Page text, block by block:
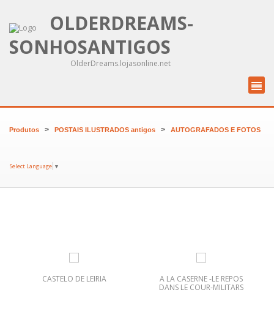
OLDERDREAMS-
SONHOSANTIGOS
OlderDreams.lojasonline.net
Produtos > POSTAIS ILUSTRADOS antigos > AUTOGRAFADOS E FOTOS
Select Language ▼
CASTELO DE LEIRIA
A LA CASERNE -LE REPOS
DANS LE COUR-MILITARS